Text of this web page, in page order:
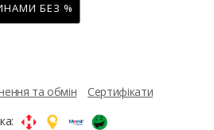
БЕЗ %
та обмін
Сертифікати